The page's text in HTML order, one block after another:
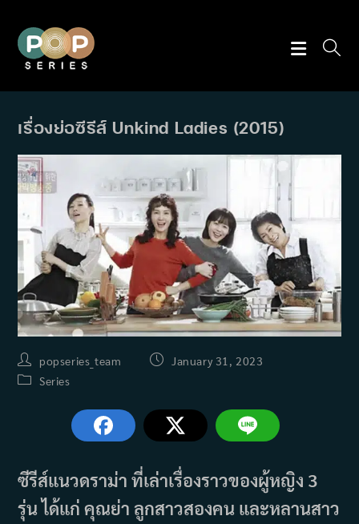
content
เรื่องย่อซีรีส์ Unkind Ladies (2015)
Post
author:
popseries_team
Post January 31, 2023
PostSeries
ซีรีส์แนวดราม่า ที่เล่าเรื่องราวของผู้หญิง 3
รุ่น ได้แก่ คุณย่า ลูกสาวสองคน และหลานสาว